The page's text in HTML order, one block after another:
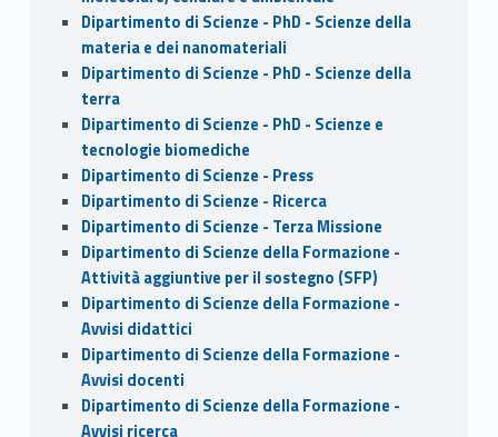
Dipartimento di Scienze - PhD - Scienze della
materia e dei nanomateriali
Dipartimento di Scienze - PhD - Scienze della
terra
Dipartimento di Scienze - PhD - Scienze e
tecnologie biomediche
Dipartimento di Scienze - Press
Dipartimento di Scienze - Ricerca
Dipartimento di Scienze - Terza Missione
Dipartimento di Scienze della Formazione -
Attività aggiuntive per il sostegno (SFP)
Dipartimento di Scienze della Formazione -
Avvisi didattici
Dipartimento di Scienze della Formazione -
Avvisi docenti
Dipartimento di Scienze della Formazione -
Avvisi ricerca